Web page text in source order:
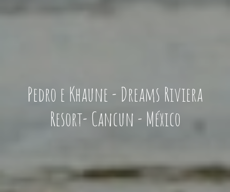
Pedro e Khaune - Dreams Riviera
Resort- Cancun - México